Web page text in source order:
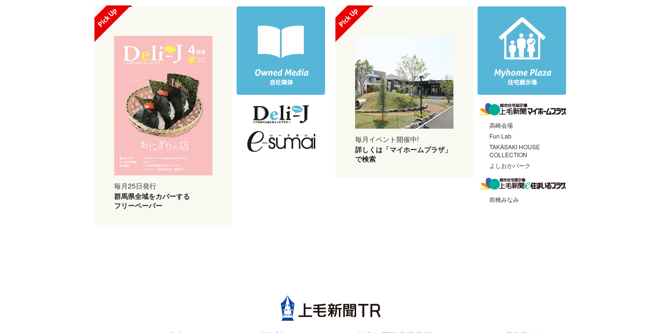
毎月25日発行
群馬県全域をカバーする
フリーペーパー
毎月イベント開催中!
詳しくは「マイホームプラザ」
で検索
高崎会場
Fun Lab
TAKASAKI HOUSE
COLLECTION
よしおかパーク
前橋みなみ